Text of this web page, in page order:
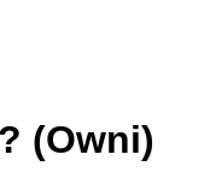
(Owni)